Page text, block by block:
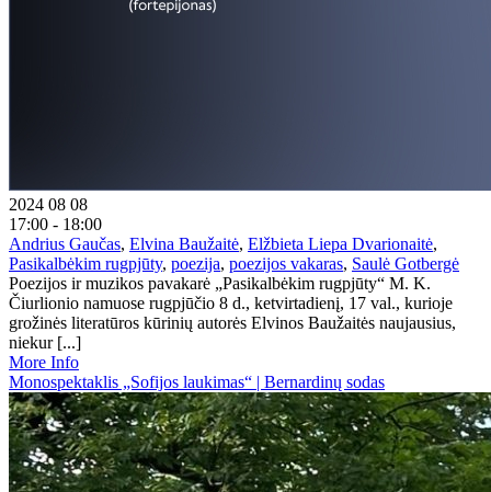
2024 08 08
17:00 - 18:00
Andrius Gaučas, Elvina Baužaitė, Elžbieta Liepa Dvarionaitė,
Pasikalbėkim rugpjūty, poezija, poezijos vakaras, Saulė Gotbergė
Poezijos ir muzikos pavakarė „Pasikalbėkim rugpjūty“ M. K.
Čiurlionio namuose rugpjūčio 8 d., ketvirtadienį, 17 val., kurioje
grožinės literatūros kūrinių autorės Elvinos Baužaitės naujausius,
niekur [...]
More Info
Monospektaklis „Sofijos laukimas“ | Bernardinų sodas